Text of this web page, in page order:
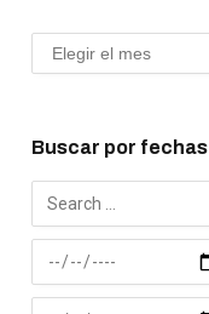
Buscar por fechas